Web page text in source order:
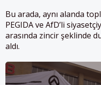
Bu arada, aynı alanda
PEGIDA ve AfD’li
arasında zincir şeklinde
aldı.